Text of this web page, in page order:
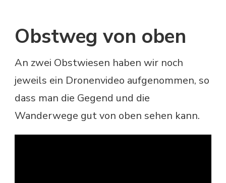
Obstweg von oben
An zwei Obstwiesen haben wir noch
jeweils ein Dronenvideo aufgenommen, so
dass man die Gegend und die
Wanderwege gut von oben sehen kann.